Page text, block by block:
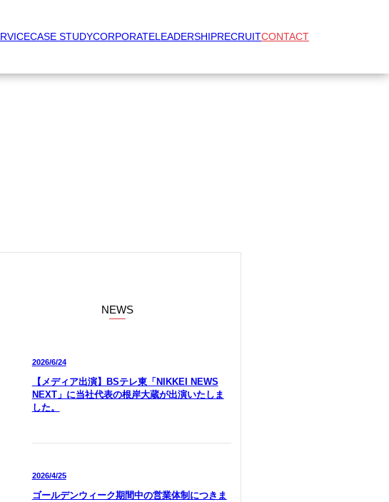
CASE STUDYCORPORATELEADERSHIPRECRUITCONTACT
NEWS
2026/6/24
【メディア出演】BSテレ東「NIKKEI NEWS
NEXT」に当社代表の根岸大蔵が出演いたしま
した。
2026/4/25
ゴールデンウィーク期間中の営業体制につきま